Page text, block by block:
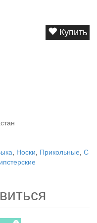
Купить
Носки Прикольные С